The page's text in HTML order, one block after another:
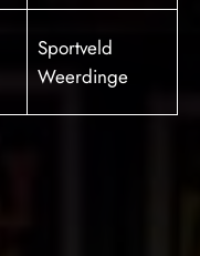
Sportveld
Weerdinge